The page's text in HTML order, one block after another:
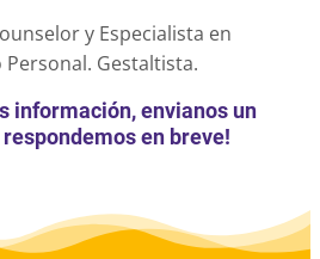
y Especialista en
Gestaltista.
información, envianos un
en breve!